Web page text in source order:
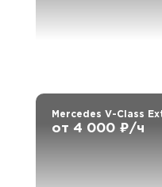
Mercedes V-Class
от 4 000 ₽/ч